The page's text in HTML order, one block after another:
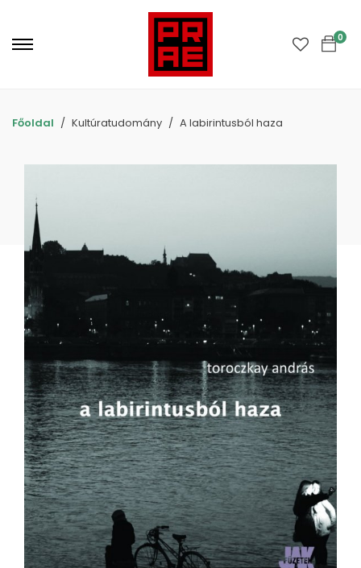
0
Főoldal Kultúratudomány A labirintusból haza